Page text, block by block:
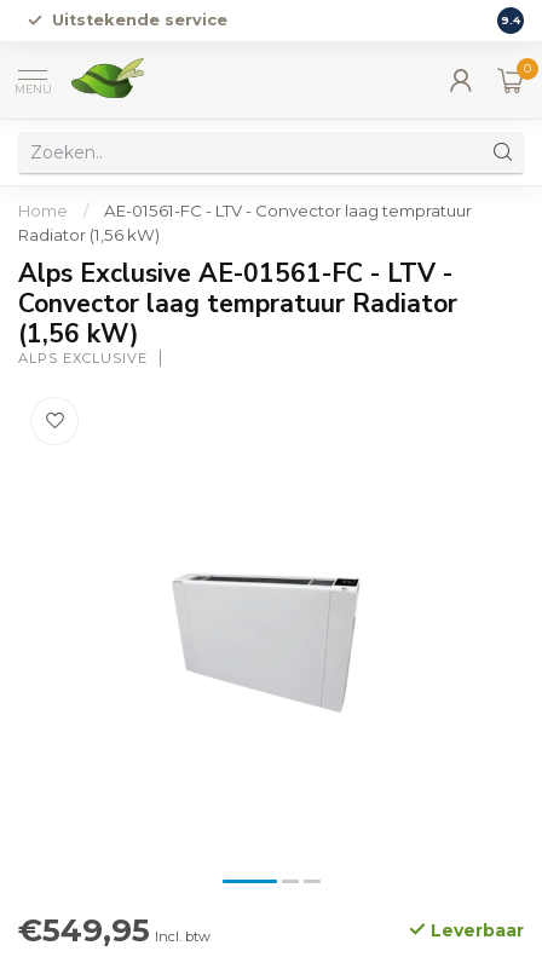
Uitstekende service 9.4
MENU
0
Home /
AE-01561-FC - LTV - Convector laag tempratuur
Radiator (1,56 kW)
Alps Exclusive AE-01561-FC - LTV -
Convector laag tempratuur Radiator
(1,56 kW)
ALPS EXCLUSIVE
€549,95 Incl. btw Leverbaar